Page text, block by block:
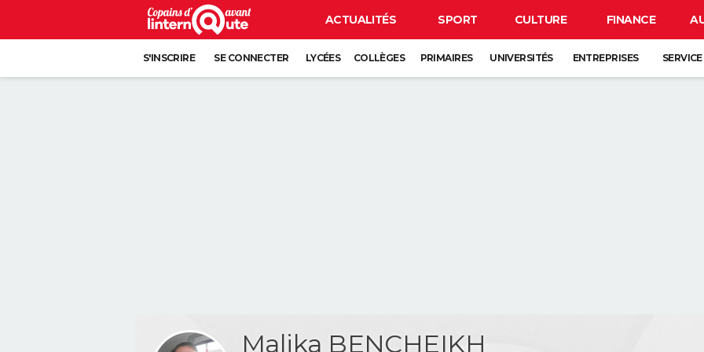
ACTUALITÉS SPORT CULTURE FINANCE
S'INSCRIRE SE CONNECTER LYCÉES COLLÈGES PRIMAIRES UNIVERSITÉS ENTREPRISES
Malika BENCHEIKH